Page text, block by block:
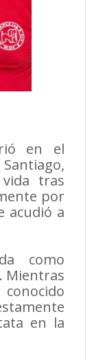
en el
tras
por
acudió a
como
Mientras
en la